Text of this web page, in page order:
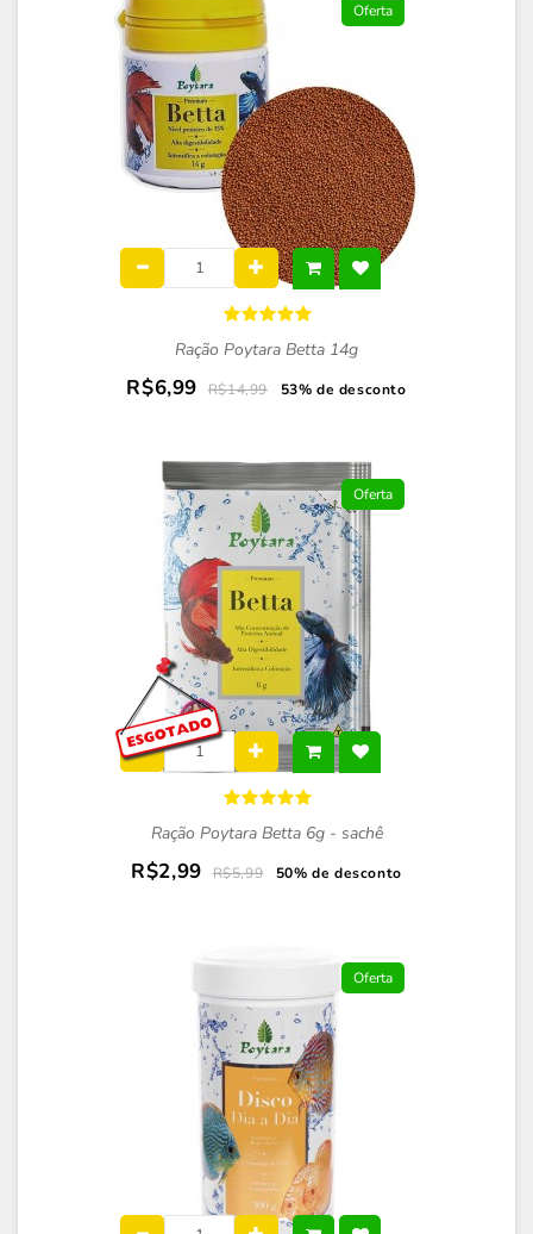
Oferta
Ração Poytara Betta 14g
R$6,99 R$14,99 53% de desconto
Oferta
Ração Poytara Betta 6g - sachê
R$2,99 R$5,99 50% de desconto
Oferta